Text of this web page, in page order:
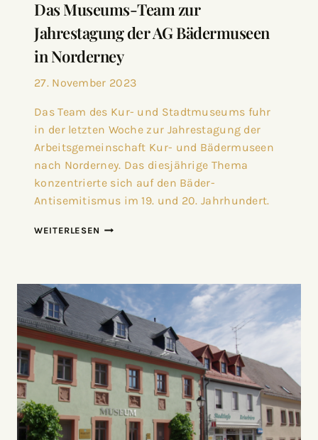
Das Museums-Team zur
Jahrestagung der AG Bädermuseen
in Norderney
27. November 2023
Das Team des Kur- und Stadtmuseums fuhr
in der letzten Woche zur Jahrestagung der
Arbeitsgemeinschaft Kur- und Bädermuseen
nach Norderney. Das diesjährige Thema
konzentrierte sich auf den Bäder-
Antisemitismus im 19. und 20. Jahrhundert.
WEITERLESEN